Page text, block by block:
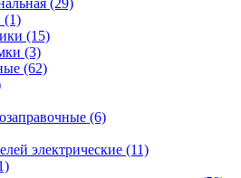
(1)
(15)
(3)
(62)
(6)
электрические (11)